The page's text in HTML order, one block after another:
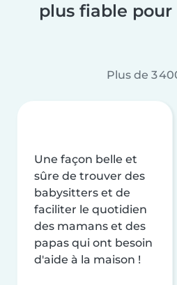
plus fiable
Plus de 3
Une façon belle et
sûre de trouver des
babysitters et de
faciliter le quotidien
des mamans et des
papas qui ont besoin
d'aide à la maison !